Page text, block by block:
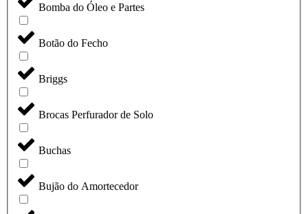
Bomba do Óleo e Partes
Botão do Fecho
Briggs
Brocas Perfurador de Solo
Buchas
Bujão do Amortecedor